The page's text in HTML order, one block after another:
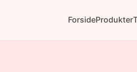
ForsideProdukter